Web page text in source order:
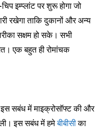
इम्प्लांट पर शुरू होगा जो
रखेगा ताकि दुकानों और अन्य
सक्षम हो सके। सभी
एक बहुत ही रोमांचक
सबंध में माइक्रोसॉफ्ट की और
इस सबंध में हमेबीबीसीका